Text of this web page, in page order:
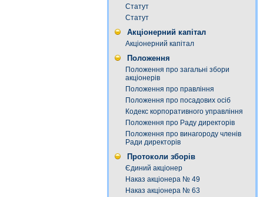
Статут
Статут
Акціонерний капітал
Акціонерний капітал
Положення
Положення про загальні збори
акціонерів
Положення про правління
Положення про посадових осіб
Кодекс корпоративного управління
Положення про Раду директорів
Положення про винагороду членів
Ради директорів
Протоколи зборів
Єдиний акціонер
Наказ акціонера № 49
Наказ акціонера № 63